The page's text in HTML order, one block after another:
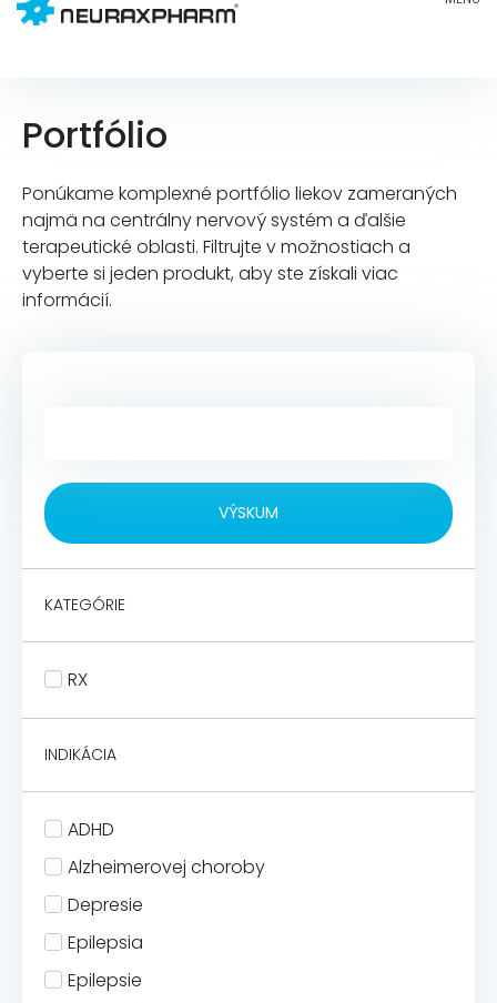
Portfólio
Ponúkame komplexné portfólio liekov zameraných
najmä na centrálny nervový systém a ďalšie
terapeutické oblasti. Filtrujte v možnostiach a
vyberte si jeden produkt, aby ste získali viac
informácií.
VÝSKUM
KATEGÓRIE
RX
INDIKÁCIA
ADHD
Alzheimerovej choroby
Depresie
Epilepsia
Epilepsie